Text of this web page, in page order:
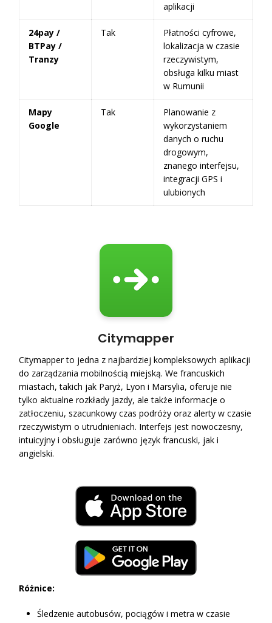
aplikacji
24pay /
BTPay /
Tranzy
Tak
Płatności cyfrowe,
lokalizacja w czasie
rzeczywistym,
obsługa kilku miast
w Rumunii
Mapy
Google
Tak
Planowanie z
wykorzystaniem
danych o ruchu
drogowym,
znanego interfejsu,
integracji GPS i
ulubionych
Citymapper
Citymapper to jedna z najbardziej kompleksowych aplikacji
do zarządzania mobilnością miejską. We francuskich
miastach, takich jak Paryż, Lyon i Marsylia, oferuje nie
tylko aktualne rozkłady jazdy, ale także informacje o
zatłoczeniu, szacunkowy czas podróży oraz alerty w czasie
rzeczywistym o utrudnieniach. Interfejs jest nowoczesny,
intuicyjny i obsługuje zarówno język francuski, jak i
angielski.
Różnice:
Śledzenie autobusów, pociągów i metra w czasie